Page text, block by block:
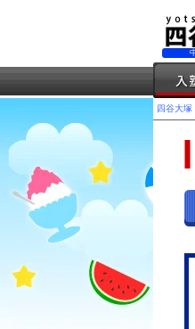
四谷大塚